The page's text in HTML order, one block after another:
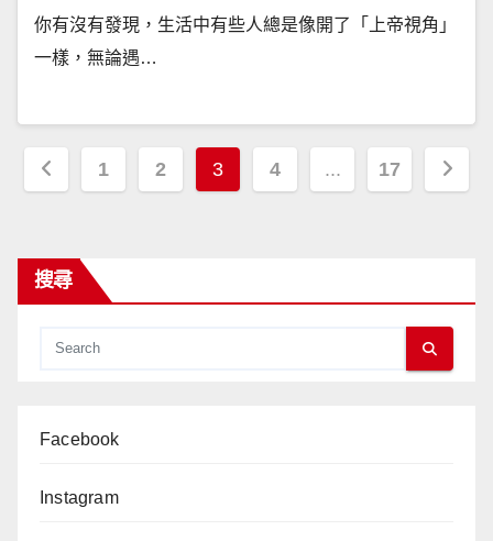
你有沒有發現，生活中有些人總是像開了「上帝視角」
一樣，無論遇…
文
分
頁
1 2 3 4 ... 17
搜尋
Facebook
Instagram